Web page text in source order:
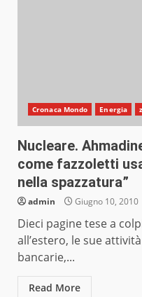
Cronaca Mondo Energia
Nucleare.
come fazzoletti
nella spazzatura”
admin Giugno 10, 2010
Dieci pagine tese a
all’estero, le sue
bancarie,...
Read More